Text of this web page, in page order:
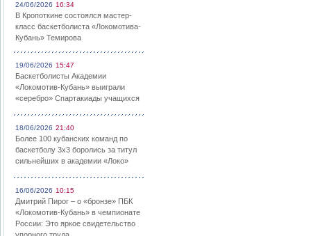
24/06/2026 16:34
В Кропоткине состоялся мастер-
класс баскетболиста «Локомотива-
Кубань» Темирова
19/06/2026 15:47
Баскетболисты Академии
«Локомотив-Кубань» выиграли
«серебро» Спартакиады учащихся
18/06/2026 21:40
Более 100 кубанских команд по
баскетболу 3х3 боролись за титул
сильнейших в академии «Локо»
16/06/2026 10:15
Дмитрий Пирог – о «бронзе» ПБК
«Локомотив-Кубань» в чемпионате
России: Это яркое свидетельство